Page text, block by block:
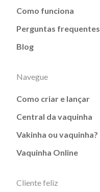
Como funciona
Perguntas frequentes
Blog
Navegue
Como criar e lançar
Central da vaquinha
Vakinha ou vaquinha?
Vaquinha Online
Cliente feliz